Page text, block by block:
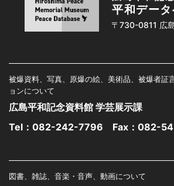
平和デー
〒730-0811 広
被爆資料、写真、原爆の絵、美術品、被爆者証
ョンについて
広島平和記念資料館 学芸展示課
Tel： 082-242-7796 Fax：082-
図書、雑誌、音楽・音声、動画について